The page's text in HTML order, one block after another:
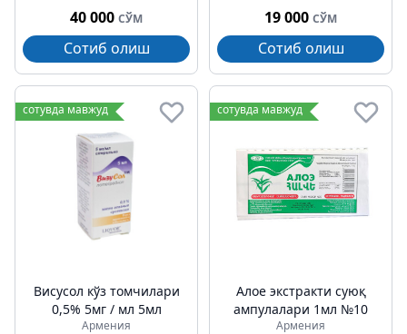
40 000 СЎМ
Сотиб олиш
19 000 СЎМ
Сотиб олиш
сотувда мавжуд
Висусол кўз томчилари
0,5% 5мг / мл 5мл
Армения
сотувда мавжуд
Алое экстракти суюқ
ампулалари 1мл №10
Армения